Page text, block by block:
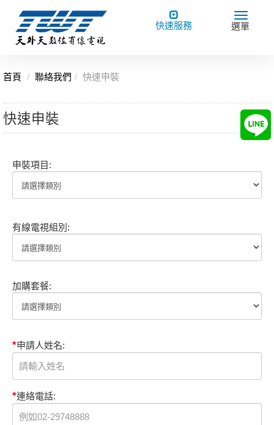
Toggle
navigation
快速服務
Toggle
選單
首頁 聯絡我們 快速申裝
快速申裝
申裝項目:
有線電視組別:
加購套餐:
*申請人姓名:
*連絡電話: